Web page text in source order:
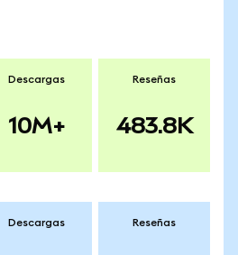
Descargas
10M+
Reseñas
483.8K
Descargas Reseñas